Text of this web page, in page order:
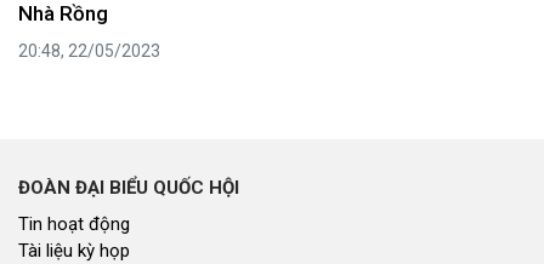
Nhà Rồng
20:48, 22/05/2023
ĐOÀN ĐẠI BIỂU QUỐC HỘI
Tin hoạt động
Tài liệu kỳ họp